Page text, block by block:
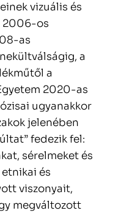
vizuális és
2006-os
as
a
a
2020-as
ugyanakkor
jelenében
fedezik fel:
sérelmeket és
és
viszonyait,
megváltozott